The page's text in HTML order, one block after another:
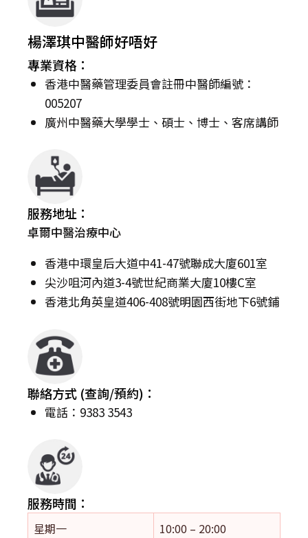
楊澤琪中醫師好唔好
專業資格：
香港中醫藥管理委員會註冊中醫師編號：
005207
廣州中醫藥大學學士、碩士、博士、客席講師
服務地址：
卓爾中醫治療中心
香港中環皇后大道中41-47號聯成大廈601室
尖沙咀河內道3-4號世紀商業大廈10樓C室
香港北角英皇道406-408號明園西街地下6號鋪
聯絡方式 (查詢/預約)：
電話：9383 3543
服務時間：
星期一
10:00 – 20:00